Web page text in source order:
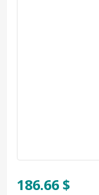
186.66 $